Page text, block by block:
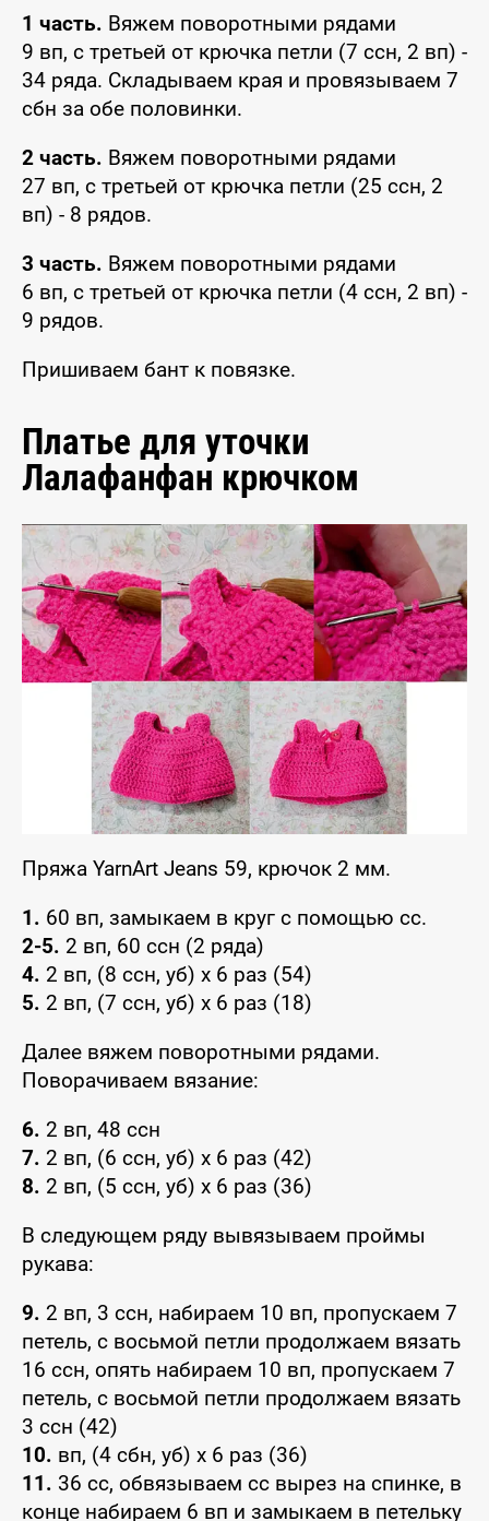
1 часть. Вяжем поворотными рядами
9 вп, с третьей от крючка петли (7 ссн, 2 вп) -
34 ряда. Складываем края и провязываем 7
сбн за обе половинки.
2 часть. Вяжем поворотными рядами
27 вп, с третьей от крючка петли (25 ссн, 2
вп) - 8 рядов.
3 часть. Вяжем поворотными рядами
6 вп, с третьей от крючка петли (4 ссн, 2 вп) -
9 рядов.
Пришиваем бант к повязке.
Платье для уточки
Лалафанфан крючком
Пряжа YarnArt Jeans 59, крючок 2 мм.
1. 60 вп, замыкаем в круг с помощью сс.
2-5. 2 вп, 60 ссн (2 ряда)
4. 2 вп, (8 ссн, уб) x 6 раз (54)
5. 2 вп, (7 ссн, уб) x 6 раз (18)
Далее вяжем поворотными рядами.
Поворачиваем вязание:
6. 2 вп, 48 ссн
7. 2 вп, (6 ссн, уб) x 6 раз (42)
8. 2 вп, (5 ссн, уб) x 6 раз (36)
В следующем ряду вывязываем проймы
рукава:
9. 2 вп, 3 ссн, набираем 10 вп, пропускаем 7
петель, с восьмой петли продолжаем вязать
16 ссн, опять набираем 10 вп, пропускаем 7
петель, с восьмой петли продолжаем вязать
3 ссн (42)
10. вп, (4 сбн, уб) x 6 раз (36)
11. 36 сс, обвязываем сс вырез на спинке, в
конце набираем 6 вп и замыкаем в петельку